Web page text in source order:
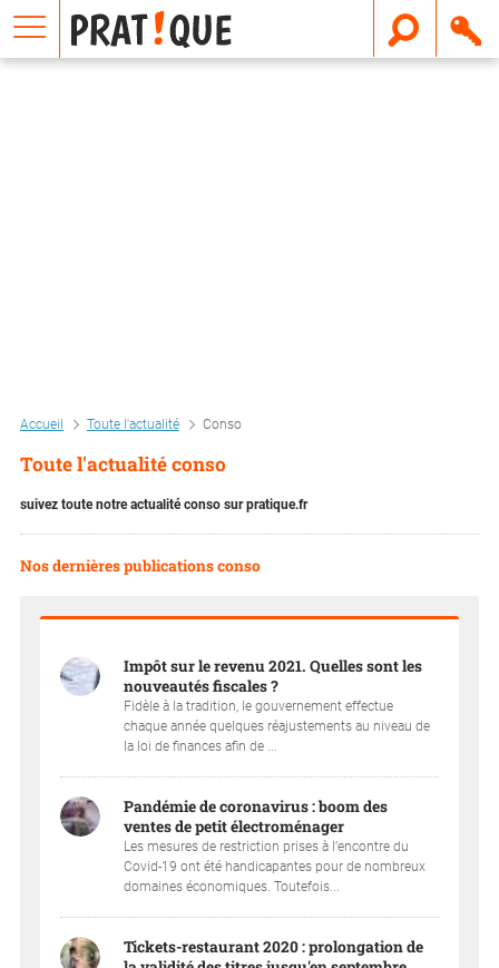
Accueil Toute l'actualité Conso
Toute l'actualité conso
suivez toute notre actualité conso sur pratique.fr
Nos dernières publications conso
Impôt sur le revenu 2021. Quelles sont les
nouveautés fiscales ?
Fidèle à la tradition, le gouvernement effectue
chaque année quelques réajustements au niveau de
la loi de finances afin de ...
Pandémie de coronavirus : boom des
ventes de petit électroménager
Les mesures de restriction prises à l’encontre du
Covid-19 ont été handicapantes pour de nombreux
domaines économiques. Toutefois...
Tickets-restaurant 2020 : prolongation de
E
m
a